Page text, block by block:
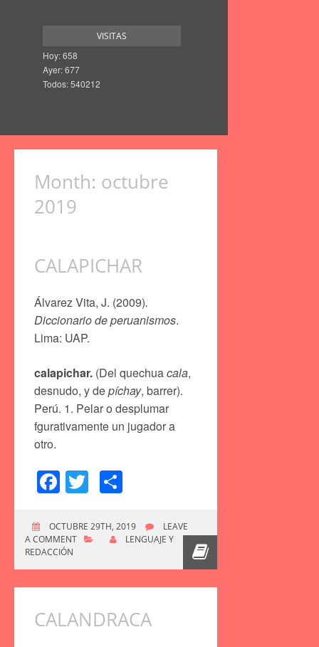
VISITAS
Hoy: 658
Ayer: 677
Todos: 540212
Month: octubre
2019
CALAPICHAR
Álvarez Vita, J. (2009).
Diccionario de peruanismos.
Lima: UAP.
calapichar. (Del quechuacala,
desnudo, y depíchay, barrer).
Perú. 1. Pelar o desplumar
fgurativamente un jugador a
otro.
Facebook
Twitter
OCTUBRE 29TH, 2019
LEAVE
A COMMENT
LENGUAJE Y
REDACCIÓN
CALANDRACA